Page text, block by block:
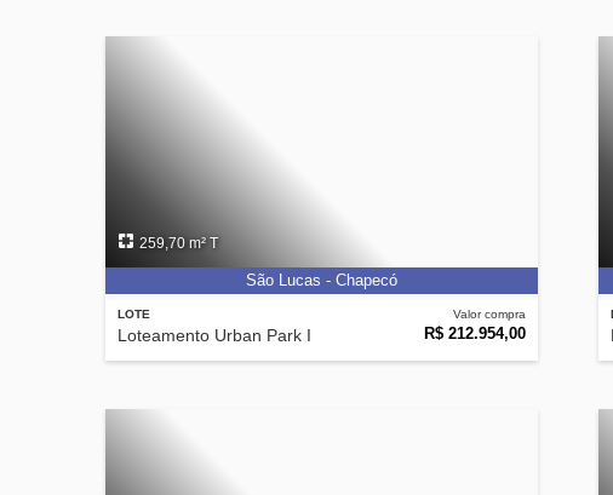
LOTE
Loteamento Urban Park I
Valor compra
R$ 212.954,00
259,70 m² T
São Lucas - Chapecó